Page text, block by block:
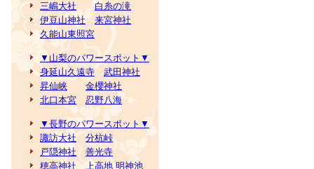
三嶋大社
白糸の滝
伊豆山神社
来宮神社
久能山東照宮
▼山梨のパワースポット▼
身延山久遠寺
武田神社
昇仙峡
金櫻神社
北口本宮
忍野八海
▼長野のパワースポット▼
諏訪大社
分杭峠
戸隠神社
善光寺
穂高神社
上高地 明神池